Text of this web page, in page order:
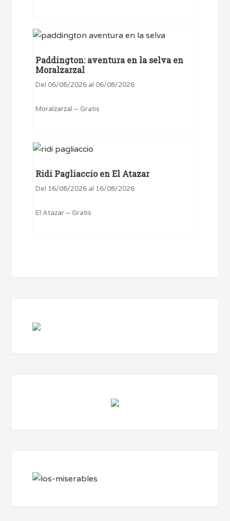
Paddington: aventura en la selva en
Moralzarzal
Del 06/08/2026 al 06/08/2026
Moralzarzal – Gratis
Ridi Pagliaccio en El Atazar
Del 16/08/2026 al 16/08/2026
El Atazar – Gratis